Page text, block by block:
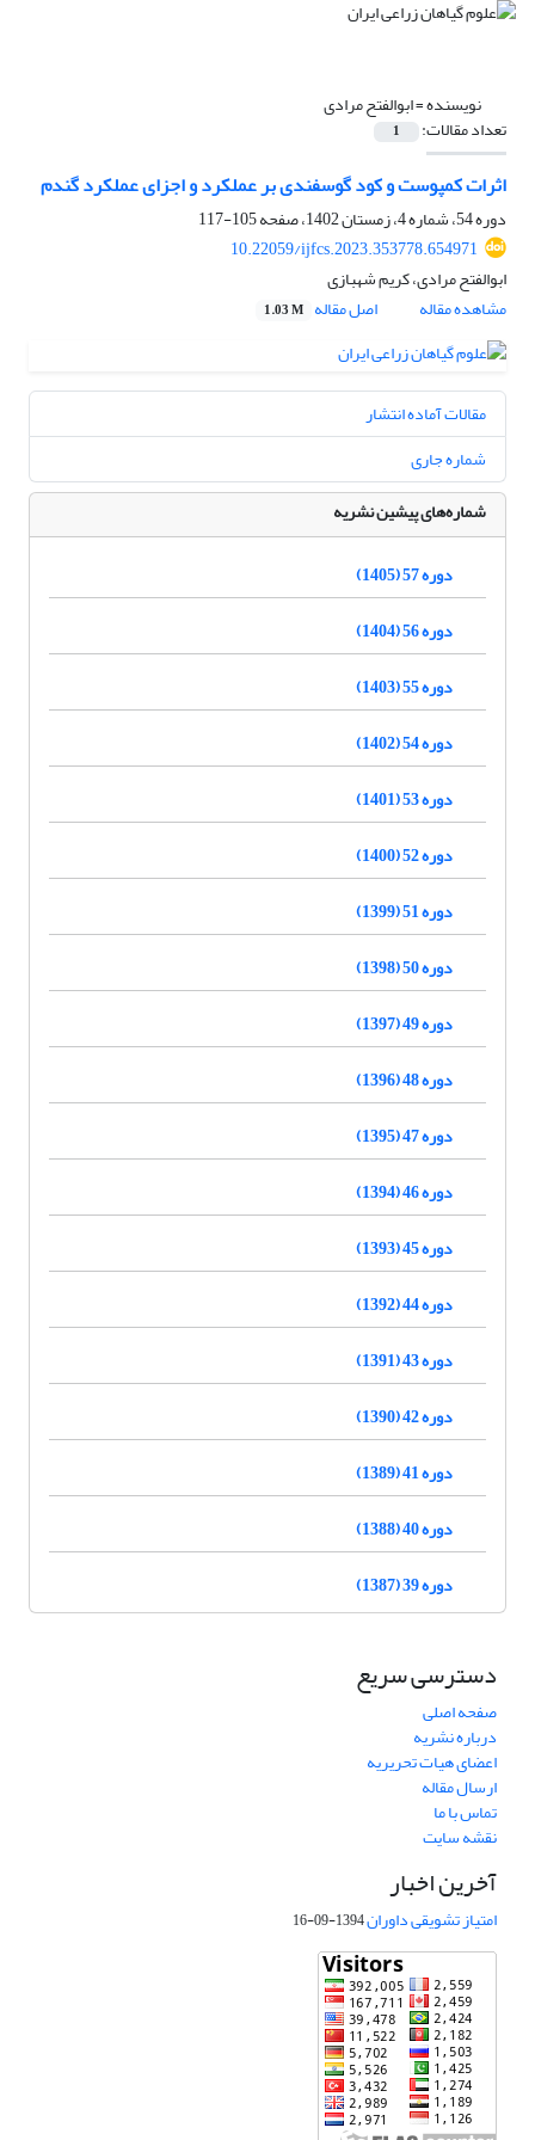
نویسنده =ابوالفتح مرادی
تعداد مقالات: 1
اثرات کمپوست و کود گوسفندی بر عملکرد و اجزای عملکرد گندم
دوره 54، شماره 4، زمستان 1402، صفحه
105-117
10.22059/ijfcs.2023.353778.654971
ابوالفتح مرادی، کریم شهبازی
مشاهده مقاله
اصل مقاله 1.03 M
مقالات آماده انتشار
شماره جاری
شماره‌های پیشین نشریه
دوره 57 (1405)
دوره 56 (1404)
دوره 55 (1403)
دوره 54 (1402)
دوره 53 (1401)
دوره 52 (1400)
دوره 51 (1399)
دوره 50 (1398)
دوره 49 (1397)
دوره 48 (1396)
دوره 47 (1395)
دوره 46 (1394)
دوره 45 (1393)
دوره 44 (1392)
دوره 43 (1391)
دوره 42 (1390)
دوره 41 (1389)
دوره 40 (1388)
دوره 39 (1387)
دسترسی سریع
صفحه اصلی
درباره نشریه
اعضای هیات تحریریه
ارسال مقاله
تماس با ما
نقشه سایت
آخرین اخبار
امتیاز تشویقی داوران1394-09-16